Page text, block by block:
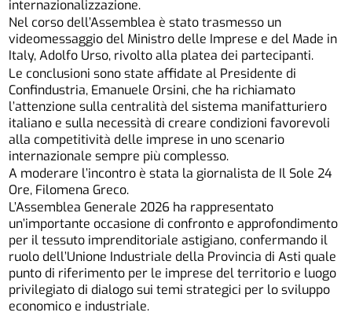
internazionalizzazione.
Nel corso dell’Assemblea è stato trasmesso un
videomessaggio del Ministro delle Imprese e del Made in
Italy, Adolfo Urso, rivolto alla platea dei partecipanti.
Le conclusioni sono state affidate al Presidente di
Confindustria, Emanuele Orsini, che ha richiamato
l’attenzione sulla centralità del sistema manifatturiero
italiano e sulla necessità di creare condizioni favorevoli
alla competitività delle imprese in uno scenario
internazionale sempre più complesso.
A moderare l’incontro è stata la giornalista de Il Sole 24
Ore, Filomena Greco.
L’Assemblea Generale 2026 ha rappresentato
un’importante occasione di confronto e approfondimento
per il tessuto imprenditoriale astigiano, confermando il
ruolo dell’Unione Industriale della Provincia di Asti quale
punto di riferimento per le imprese del territorio e luogo
privilegiato di dialogo sui temi strategici per lo sviluppo
economico e industriale.